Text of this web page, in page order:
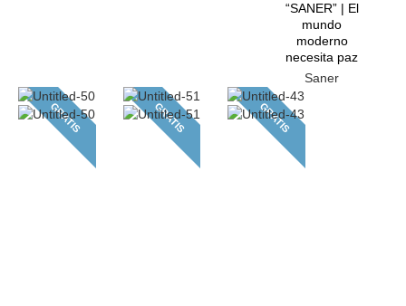
“SANER” | El
mundo
moderno
necesita paz
Saner
GRATIS GRATIS GRATIS